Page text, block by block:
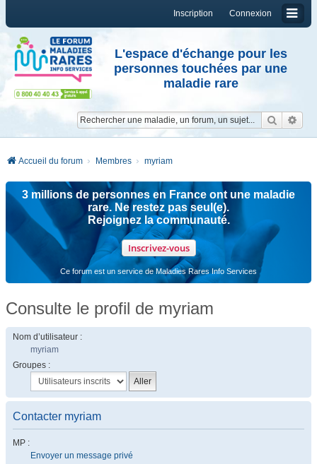
Connexion
Inscription
L'espace d'échange pour les
personnes touchées par une
maladie rare
Accueil du forum Membres myriam
3 millions de personnes en France ont une maladie
rare. Ne restez pas seul(e).
Rejoignez la communauté.
Inscrivez-vous
Ce forum est un service de Maladies Rares Info Services
Consulte le profil de myriam
Nom d’utilisateur :
myriam
Groupes :
Contacter myriam
MP :
Envoyer un message privé